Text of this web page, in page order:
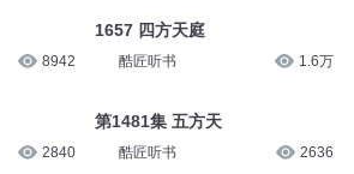
8942
2840
1657 四方天庭
酷匠听书 1.6万
第1481集 五方天
酷匠听书 2636